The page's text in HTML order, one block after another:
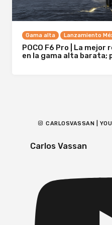
Gama alta Lanzamiento
POCO F6 Pro | La
en la gama alta barata;
CARLOSVASSAN |
Carlos Vassan